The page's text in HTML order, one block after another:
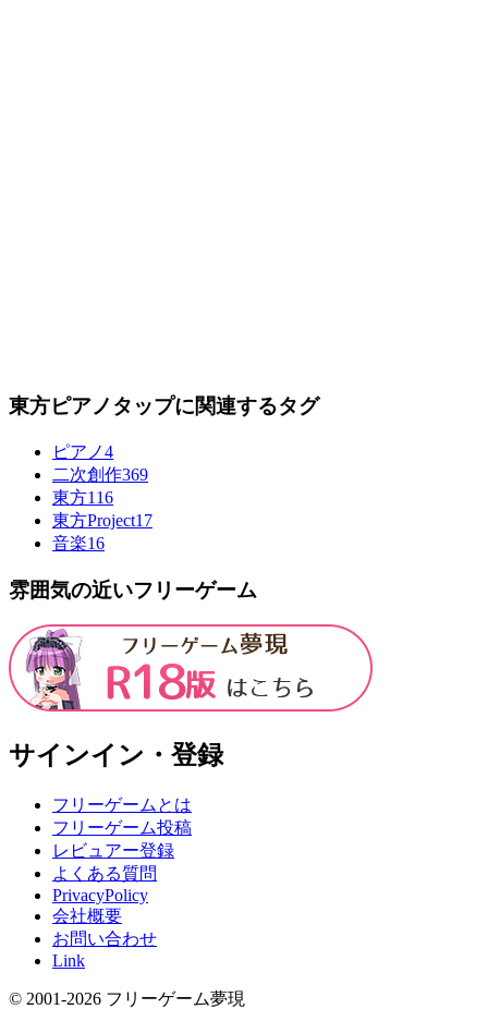
東方ピアノタップに関連するタグ
ピアノ4
二次創作369
東方116
東方Project17
音楽16
雰囲気の近いフリーゲーム
サインイン・登録
フリーゲームとは
フリーゲーム投稿
レビュアー登録
よくある質問
PrivacyPolicy
会社概要
お問い合わせ
Link
© 2001-2026 フリーゲーム夢現